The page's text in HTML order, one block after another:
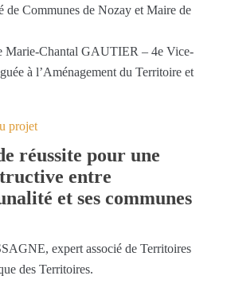
de Communes de Nozay et Maire de
Marie-Chantal GAUTIER – 4e Vice-
à l’Aménagement du Territoire et
projet
réussite pour une
entre
et ses communes
expert associé de Territoires
des Territoires.